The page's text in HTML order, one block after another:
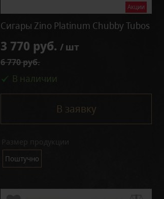
Акции
Сигары Zino Platinum Chubby Tubos
3 770 руб. / шт
6 770 руб.
В наличии
В заявку
Поштучно